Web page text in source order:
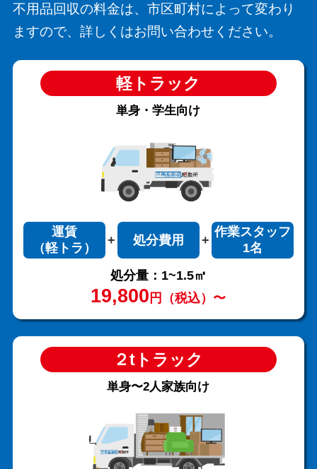
不用品回収の料金は、市区町村によって変わり
ますので、詳しくはお問い合わせください。
軽トラック
単身・学生向け
運賃
（軽トラ）
処分費用
作業スタッフ
1名
処分量：1~1.5㎥
19,800 円（税込）〜
２tトラック
単身〜2人家族向け